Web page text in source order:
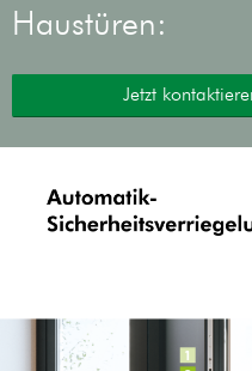
Haustüren:
Jetzt